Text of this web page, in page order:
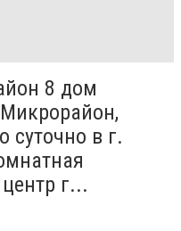
8 дом
суточно в г.
г...